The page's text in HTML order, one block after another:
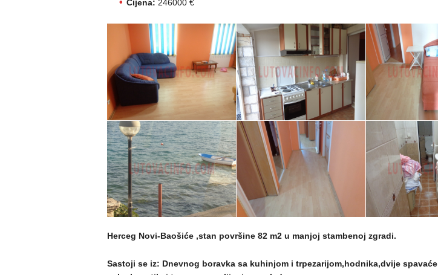
Cijena: 246000 €
Herceg Novi-Baošiće ,stan površine 82 m2 u manjoj stambenoj zgradi.
Sastoji se iz: Dnevnog boravka sa kuhinjom i trpezarijom,hodnika,dvije spavaće